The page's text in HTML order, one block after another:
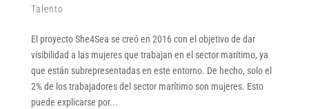
Talento
El proyecto She4Sea se creó en 2016 con el objetivo de dar
visibilidad a las mujeres que trabajan en el sector marítimo, ya
que están subrepresentadas en este entorno. De hecho, solo el
2% de los trabajadores del sector marítimo son mujeres. Esto
puede explicarse por...